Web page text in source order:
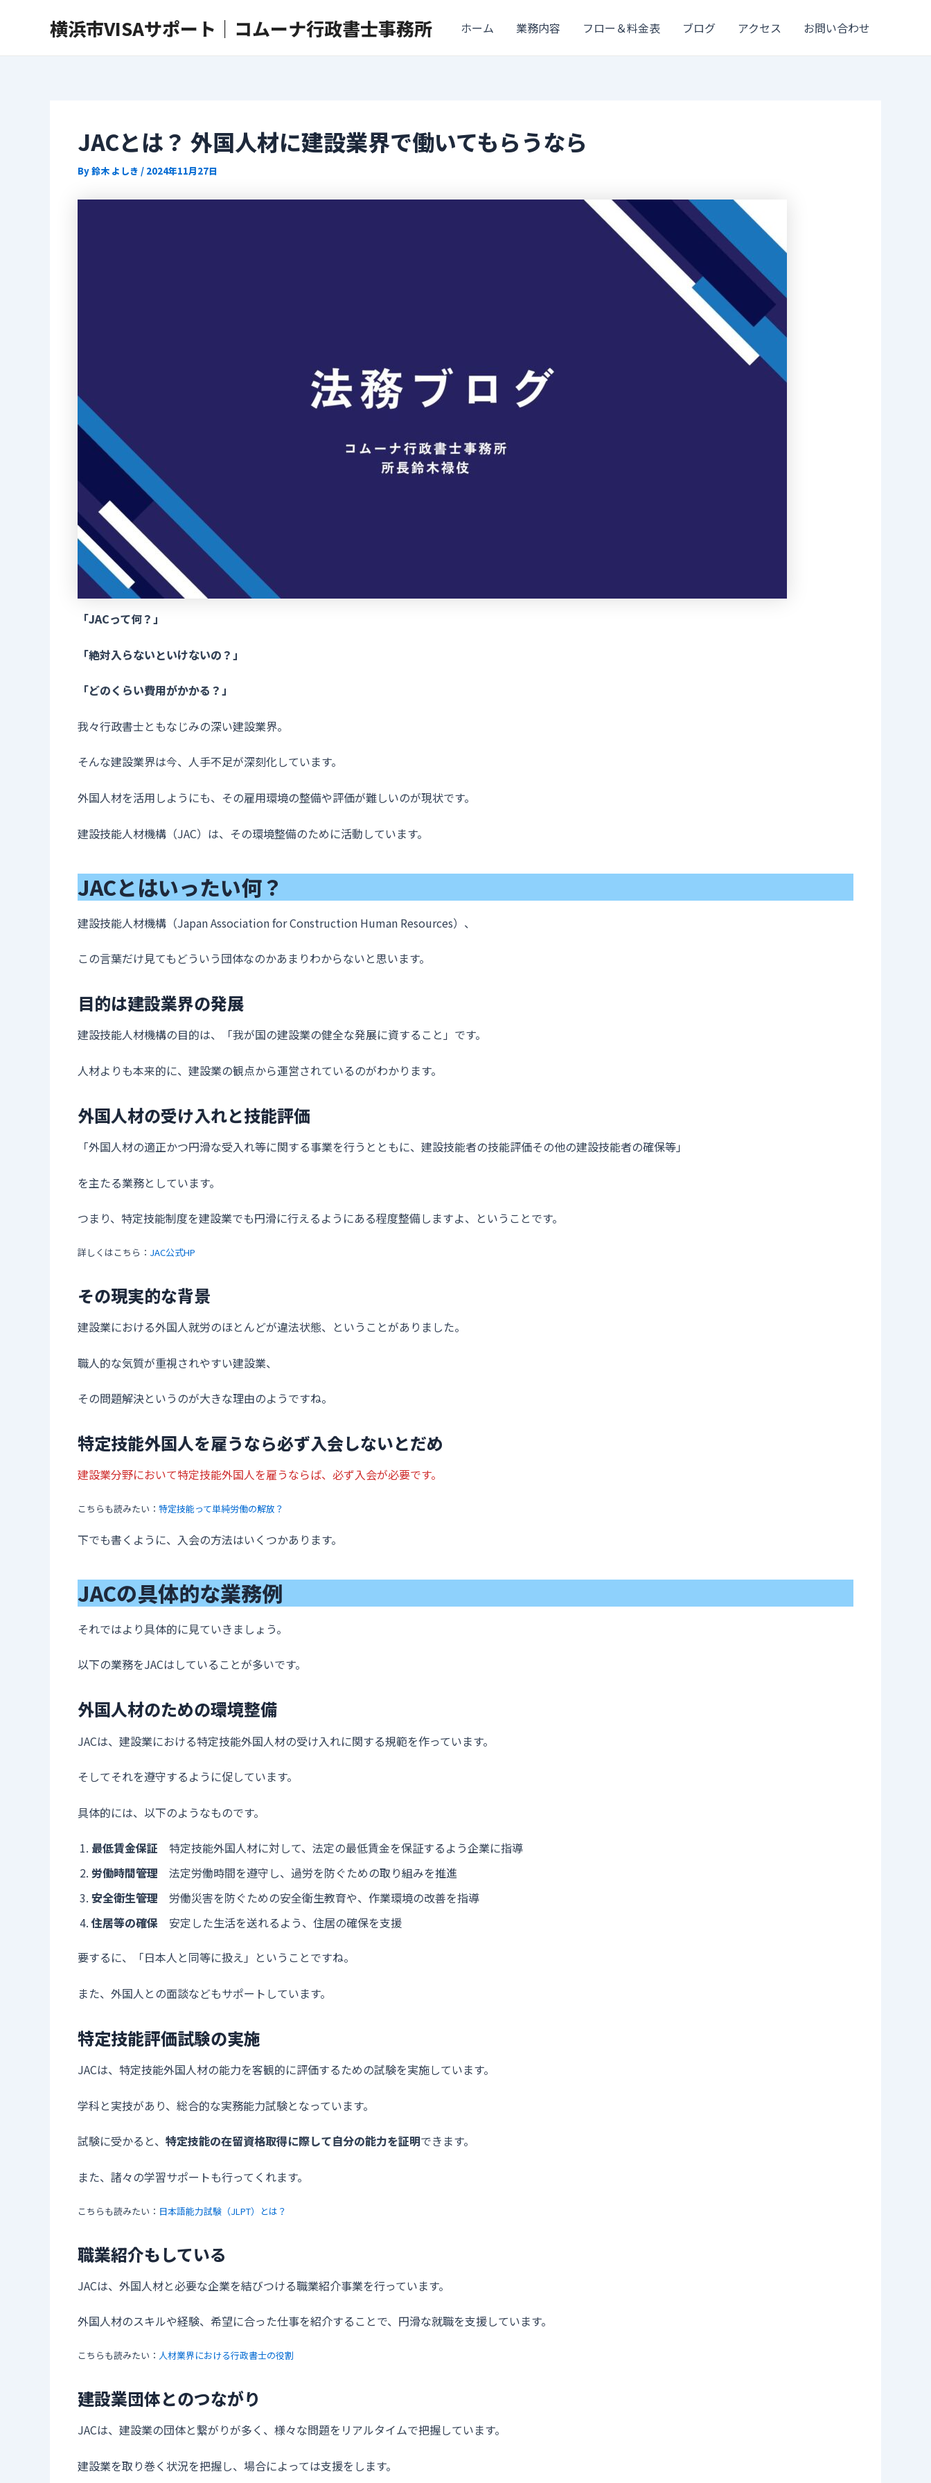
横浜市VISAサポート｜コムーナ行政書士事務所 ホーム 業務内容 フロー＆料金表 ブログ アクセス お問い合わせ
JACとは？ 外国人材に建設業界で働いてもらうなら
By鈴木 よしき / 2024年11月27日
「JACって何？」
「絶対入らないといけないの？」
「どのくらい費用がかかる？」
我々行政書士ともなじみの深い建設業界。
そんな建設業界は今、人手不足が深刻化しています。
外国人材を活用しようにも、その雇用環境の整備や評価が難しいのが現状です。
建設技能人材機構（JAC）は、その環境整備のために活動しています。
JACとはいったい何？
建設技能人材機構（Japan Association for Construction Human Resources）、
この言葉だけ見てもどういう団体なのかあまりわからないと思います。
目的は建設業界の発展
建設技能人材機構の目的は、「我が国の建設業の健全な発展に資すること」です。
人材よりも本来的に、建設業の観点から運営されているのがわかります。
外国人材の受け入れと技能評価
「外国人材の適正かつ円滑な受入れ等に関する事業を行うとともに、建設技能者の技能評価その他の建設技能者の確保等」
を主たる業務としています。
つまり、特定技能制度を建設業でも円滑に行えるようにある程度整備しますよ、ということです。
詳しくはこちら： JAC公式HP
その現実的な背景
建設業における外国人就労のほとんどが違法状態、ということがありました。
職人的な気質が重視されやすい建設業、
その問題解決というのが大きな理由のようですね。
特定技能外国人を雇うなら必ず入会しないとだめ
建設業分野において特定技能外国人を雇うならば、必ず入会が必要です。
こちらも読みたい： 特定技能って単純労働の解放？
下でも書くように、入会の方法はいくつかあります。
JACの具体的な業務例
それではより具体的に見ていきましょう。
以下の業務をJACはしていることが多いです。
外国人材のための環境整備
JACは、建設業における特定技能外国人材の受け入れに関する規範を作っています。
そしてそれを遵守するように促しています。
具体的には、以下のようなものです。
最低賃金保証 特定技能外国人材に対して、法定の最低賃金を保証するよう企業に指導
労働時間管理 法定労働時間を遵守し、過労を防ぐための取り組みを推進
安全衛生管理 労働災害を防ぐための安全衛生教育や、作業環境の改善を指導
住居等の確保 安定した生活を送れるよう、住居の確保を支援
要するに、「日本人と同等に扱え」ということですね。
また、外国人との面談などもサポートしています。
特定技能評価試験の実施
JACは、特定技能外国人材の能力を客観的に評価するための試験を実施しています。
学科と実技があり、総合的な実務能力試験となっています。
試験に受かると、 特定技能の在留資格取得に際して自分の能力を証明できます。
また、諸々の学習サポートも行ってくれます。
こちらも読みたい： 日本語能力試験（JLPT）とは？
職業紹介もしている
JACは、外国人材と必要な企業を結びつける職業紹介事業を行っています。
外国人材のスキルや経験、希望に合った仕事を紹介することで、円滑な就職を支援しています。
こちらも読みたい： 人材業界における行政書士の役割
建設業団体とのつながり
JACは、建設業の団体と繋がりが多く、様々な問題をリアルタイムで把握しています。
建設業を取り巻く状況を把握し、場合によっては支援をします。
navigation